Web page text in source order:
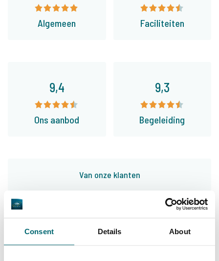
Consent Details About
Algemeen Faciliteiten
Van onze klanten
Al ruim vier jaar doen wij als Hengelsport
Leiden jaarlijks diverse karper-trips met
klanten naar binnen- en buitenland. Wij huren
dan één of meerdere wateren af om met onze
9,4
Ons aanbod
9,3
Begeleiding